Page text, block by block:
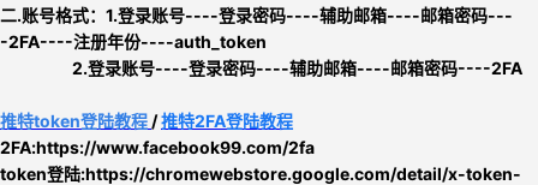
二.账号格式： 1.登录账号----登录密码----辅助邮箱----邮箱密码---
-2FA----注册年份----auth_token
2.登录账号----登录密码----辅助邮箱----邮箱密码----2FA
推特token登陆教程 /推特2FA登陆教程
2FA:https://www.facebook99.com/2fa
token登陆:https://chromewebstore.google.com/detail/x-token-